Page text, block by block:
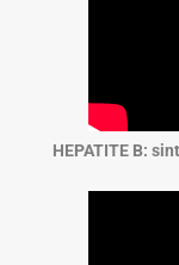
HEPATITE B: